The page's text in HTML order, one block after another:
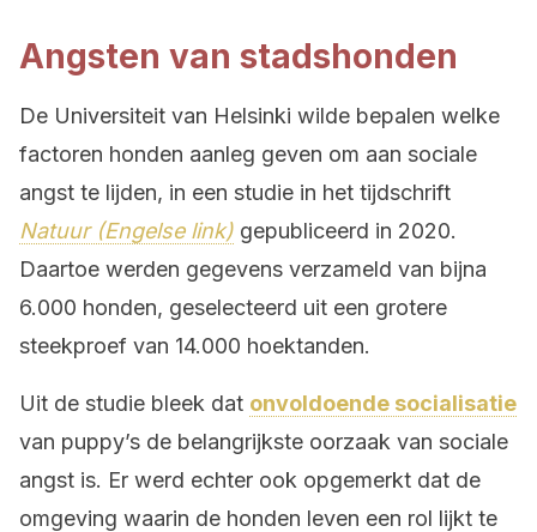
Angsten van stadshonden
De Universiteit van Helsinki wilde bepalen welke
factoren honden aanleg geven om aan sociale
angst te lijden, in een studie in het tijdschrift
Natuur (Engelse link) gepubliceerd in 2020.
Daartoe werden gegevens verzameld van bijna
6.000 honden, geselecteerd uit een grotere
steekproef van 14.000 hoektanden.
Uit de studie bleek dat onvoldoende socialisatie
van puppy’s de belangrijkste oorzaak van sociale
angst is. Er werd echter ook opgemerkt dat de
omgeving waarin de honden leven een rol lijkt te